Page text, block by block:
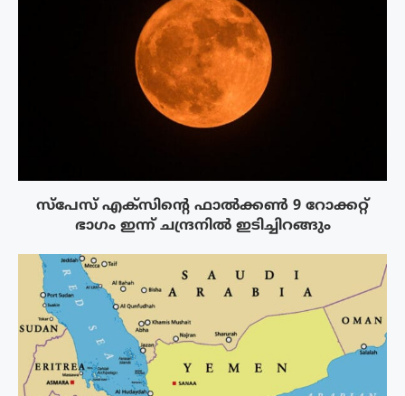
സ്‌പേസ് എക്‌സിൻ്റെ ഫാൽക്കൺ 9 റോക്കറ്റ്
ഭാഗം ഇന്ന് ചന്ദ്രനിൽ ഇടിച്ചിറങ്ങും